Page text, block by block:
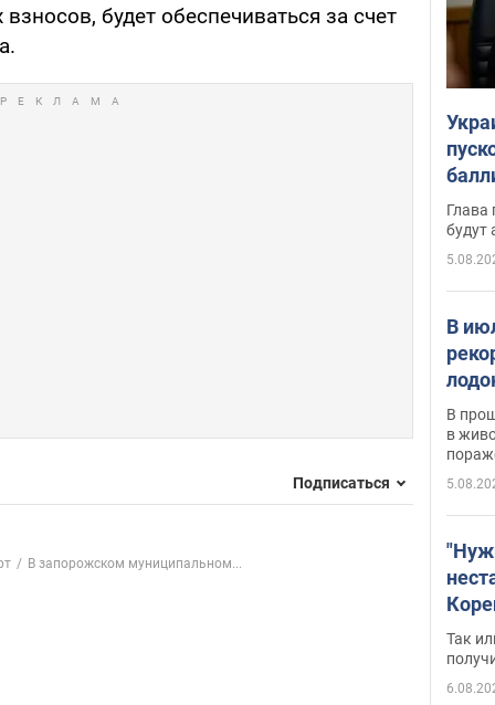
будет обеспечиваться за счет
Подписаться
В запорожском муниципальном...
Глава
будут
В
В
в
Так